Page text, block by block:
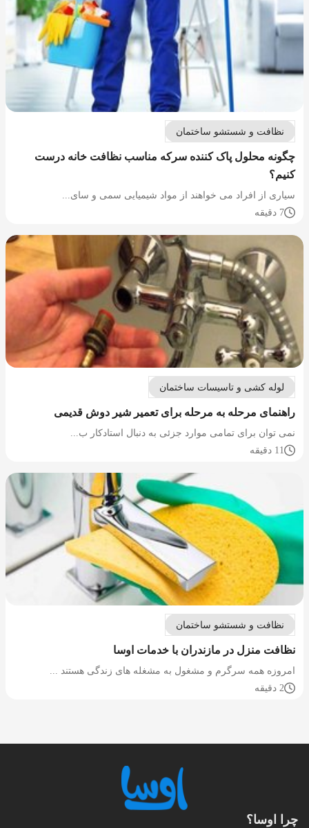
نظافت و شستشو ساختمان
چگونه محلول پاک کننده سرکه مناسب نظافت خانه درست
کنیم؟
سیاری از افراد می خواهند از مواد شیمیایی سمی و سای...
7 دقیقه
لوله کشی و تاسیسات ساختمان
راهنمای مرحله به مرحله برای تعمیر شیر دوش قدیمی
نمی توان برای تمامی موارد جزئی به دنبال استادکار ب...
11 دقیقه
نظافت و شستشو ساختمان
نظافت منزل در مازندران با خدمات اوسا
امروزه همه سرگرم و مشغول به مشغله های زندگی هستند ...
2 دقیقه
چرا اوسا؟